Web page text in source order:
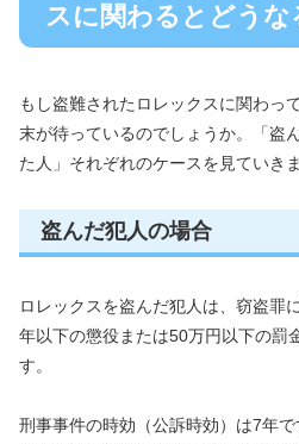
スに関わるとどうな
もし盗難されたロレックスに関わっ
末が待っているのでしょうか。「盗
た人」それぞれのケースを見ていき
盗んだ犯人の場合
ロレックスを盗んだ犯人は、窃盗罪
年以下の懲役または50万円以下の罰
す。
刑事事件の時効（公訴時効）は7年